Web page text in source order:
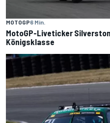
MOTOGP6 Min.
MotoGP-Liveticker
Königsklasse